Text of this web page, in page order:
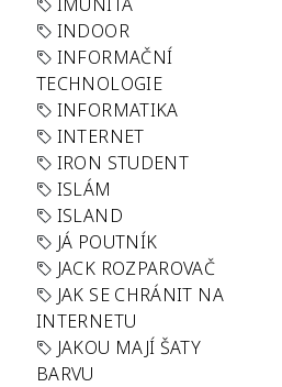
INDOOR
INFORMAČNÍ
TECHNOLOGIE
INFORMATIKA
INTERNET
IRON STUDENT
ISLÁM
ISLAND
JÁ POUTNÍK
JACK ROZPAROVAČ
JAK SE CHRÁNIT NA
INTERNETU
JAKOU MAJÍ ŠATY
BARVU